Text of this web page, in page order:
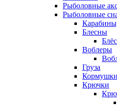
Рыболовные
Рыболовные
Блесны
Воблеры
Груза
Кормушки
Крючки